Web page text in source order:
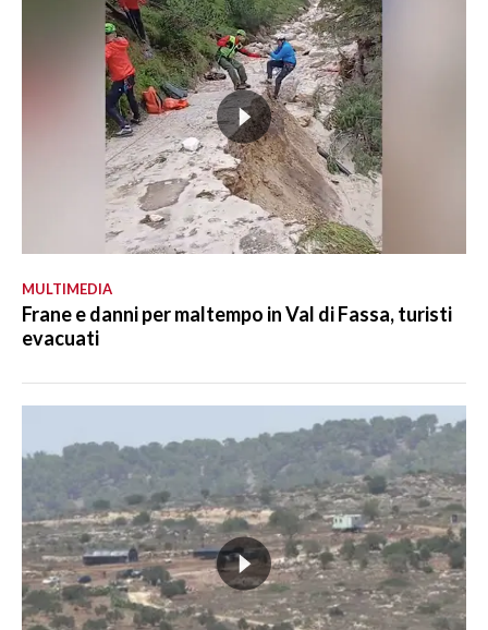
MULTIMEDIA
Frane e danni per maltempo in Val di Fassa, turisti
evacuati